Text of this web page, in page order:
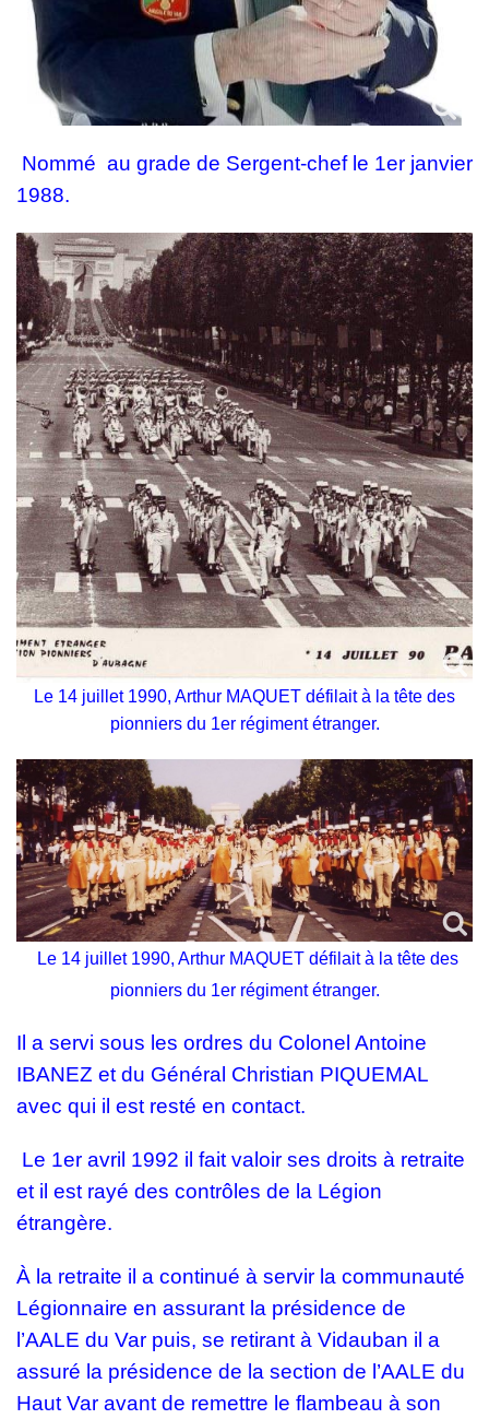
Nommé au grade de Sergent-chef le 1er janvier
1988.
Le 14 juillet 1990, Arthur MAQUET défilait à la tête des
pionniers du 1er régiment étranger.
Le 14 juillet 1990, Arthur MAQUET défilait à la tête des
pionniers du 1er régiment étranger.
Il a servi sous les ordres du Colonel Antoine
IBANEZ et du Général Christian PIQUEMAL
avec qui il est resté en contact.
Le 1er avril 1992 il fait valoir ses droits à retraite
et il est rayé des contrôles de la Légion
étrangère.
À la retraite il a continué à servir la communauté
Légionnaire en assurant la présidence de
l’AALE du Var puis, se retirant à Vidauban il a
assuré la présidence de la section de l’AALE du
Haut Var avant de remettre le flambeau à son